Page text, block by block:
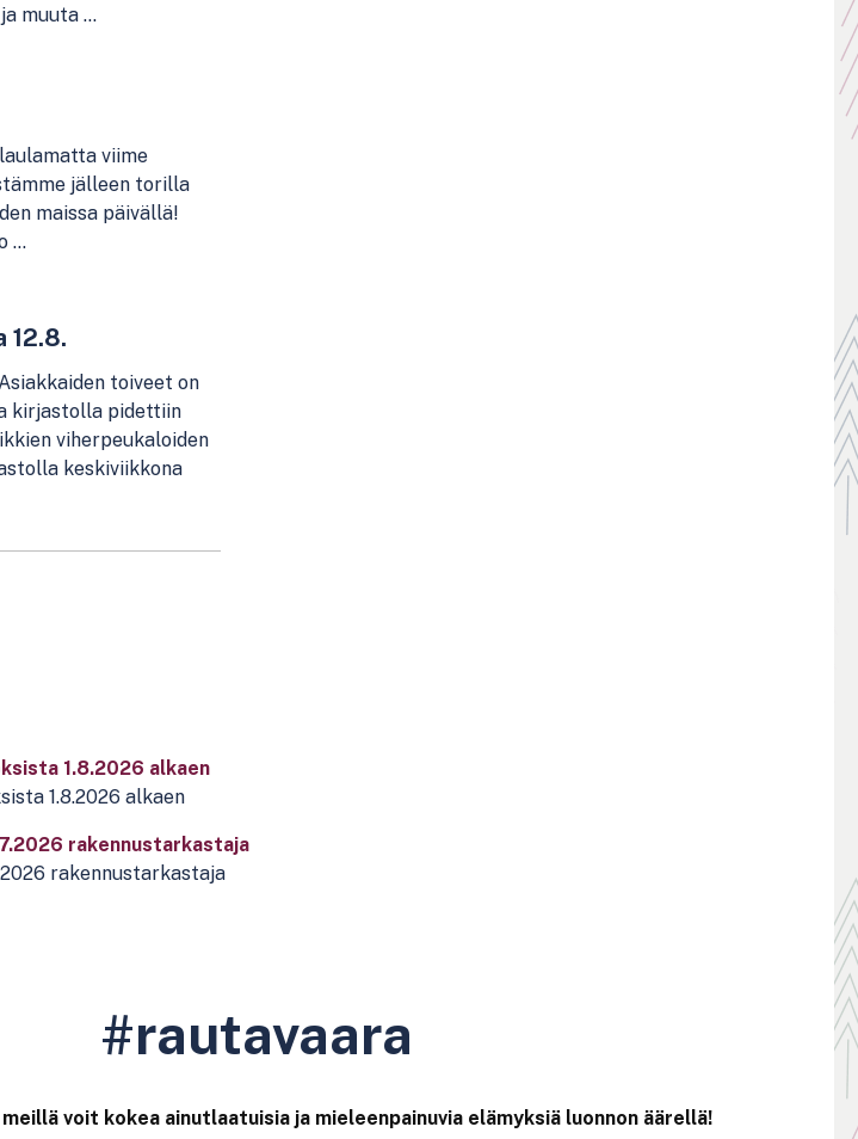
muuta ...
viime
jälleen torilla
maissa päivällä!
...
12.8.
toiveet on
kirjastolla pidettiin
viherpeukaloiden
keskiviikkona
1.8.2026 alkaen
1.8.2026 alkaen
rakennustarkastaja
rakennustarkastaja
#rautavaara
voit kokea ainutlaatuisia ja mieleenpainuvia elämyksiä luonnon äärellä!